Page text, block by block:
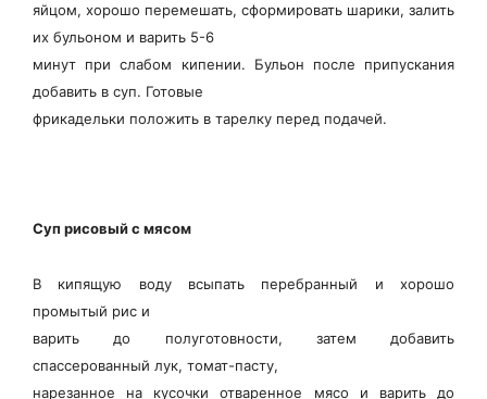
яйцом, хорошо перемешать, сформировать шарики, залить
их бульоном и варить 5-6
минут при слабом кипении. Бульон после припускания
добавить в суп. Готовые
фрикадельки положить в тарелку перед подачей.
Суп рисовый с мясом
В кипящую воду всыпать перебранный и хорошо
промытый рис и
варить до полуготовности, затем добавить
спассерованный лук, томат-пасту,
нарезанное на кусочки отваренное мясо и варить до